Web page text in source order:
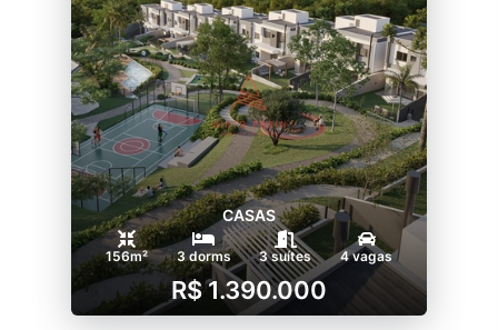
CASAS
156m² 3 dorms 3 suítes 4 vagas
R$ 1.390.000